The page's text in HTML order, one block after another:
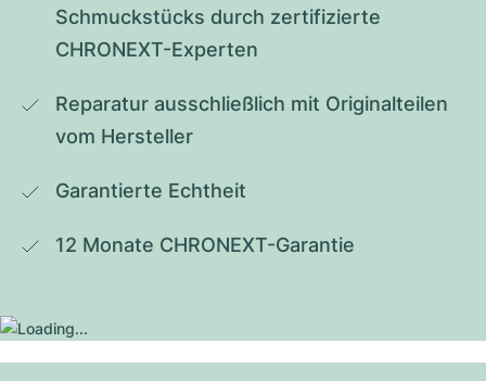
Schmuckstücks durch zertifizierte
CHRONEXT-Experten
Reparatur ausschließlich mit Originalteilen
vom Hersteller
Garantierte Echtheit
12 Monate CHRONEXT-Garantie